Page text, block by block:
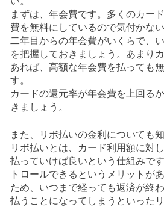
まずは、年会費です。多くのカー
費を無料にしているので気付かな
二年目からの年会費がいくらで、
を把握しておきましょう。あまり
あれば、高額な年会費を払っても
す。
カードの還元率が年会費を上回る
きましょう。
また、リボ払いの金利についても
リボ払いとは、カード利用額に対
払っていけば良いという仕組みで
トロールできるというメリットが
ため、いつまで経っても返済が終
払うことになってしまうといった